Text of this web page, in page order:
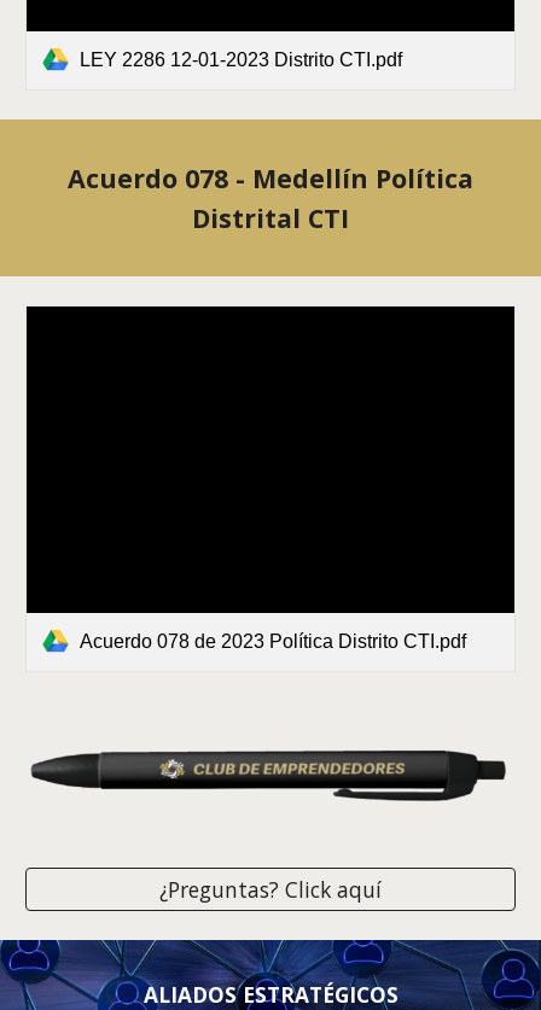
LEY 2286 12-01-2023 Distrito CTI.pdf
Acuerdo 078 - Medellín Política
Distrital CTI
Acuerdo 078 de 2023 Política Distrito CTI.pdf
¿Preguntas? Click aquí
ALIADOS ESTRATÉGICOS